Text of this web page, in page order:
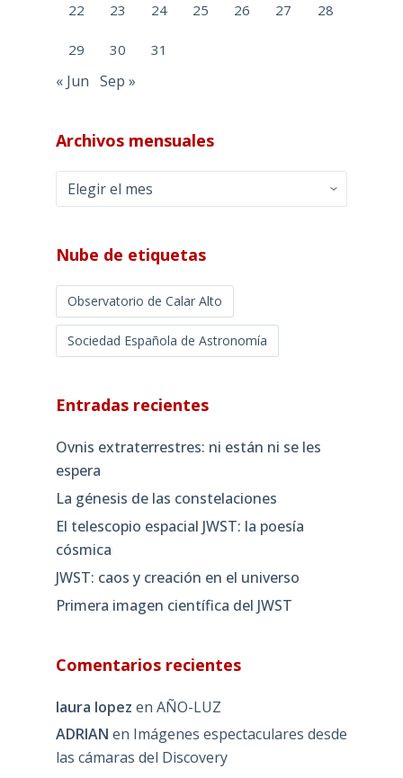
22 23 24 25 26 27 28
29 30 31
« Jun Sep »
Archivos mensuales
Archivos
mensuales
Nube de etiquetas
Observatorio de Calar Alto
Sociedad Española de Astronomía
Entradas recientes
Ovnis extraterrestres: ni están ni se les
espera
La génesis de las constelaciones
El telescopio espacial JWST: la poesía
cósmica
JWST: caos y creación en el universo
Primera imagen científica del JWST
Comentarios recientes
laura lopez en AÑO-LUZ
ADRIAN en Imágenes espectaculares desde
las cámaras del Discovery